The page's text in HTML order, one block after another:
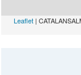
Leaflet |